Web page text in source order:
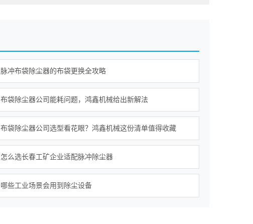
脉冲布袋除尘器的布袋更换全攻略
布袋除尘器公司能耗问题，鸿鑫机械给出新解法
布袋除尘器公司选型看花眼？鸿鑫机械这份清单值得收藏
怎么选长春工矿企业适配脉冲除尘器
哪些工业场景会用到除尘设备